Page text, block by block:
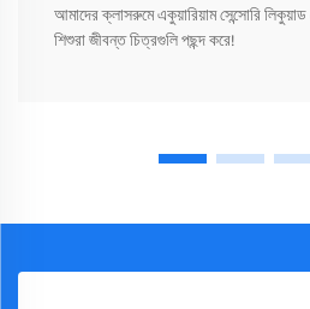
আমাদের ক্লাসরুমে একুয়ারিয়াম সেন্সোরি
শিশুরা জীবন্ত চিত্রগুলি পছন্দ করে!